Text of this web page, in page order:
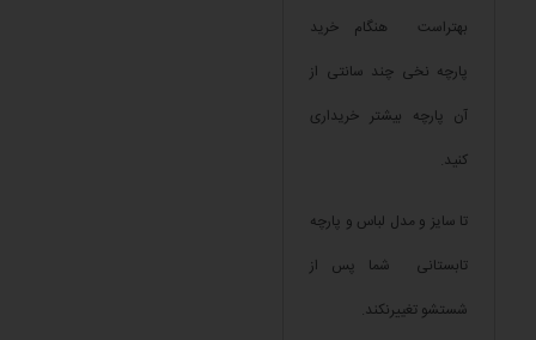
بهتراست هنگام خرید
پارچه نخی چند سانتی از
آن پارچه بیشتر خریداری
کنید.
تا سایز و مدل لباس و پارچه
تابستانی شما پس از
شستشو تغییرنکند.